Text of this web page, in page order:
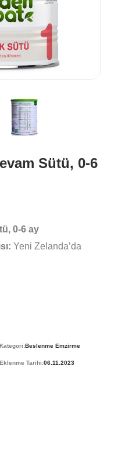
Sütü, 0-6
0-6 ay
Yeni Zelanda’da
takviyeleri
asitler,
yağlı özellikleri
kürecik çapının
Kategori:Beslenme Emzirme
Eklenme Tarihi:06.11.2023